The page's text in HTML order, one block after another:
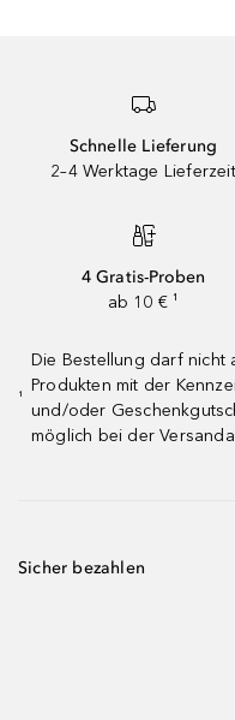
Schnelle Lieferung
2–4 Werktage Lieferzeit
4 Gratis-Proben
ab 10 € ¹
¹
Die Bestellung darf nicht
Produkten mit der
und/oder
möglich bei der
Sicher bezahlen